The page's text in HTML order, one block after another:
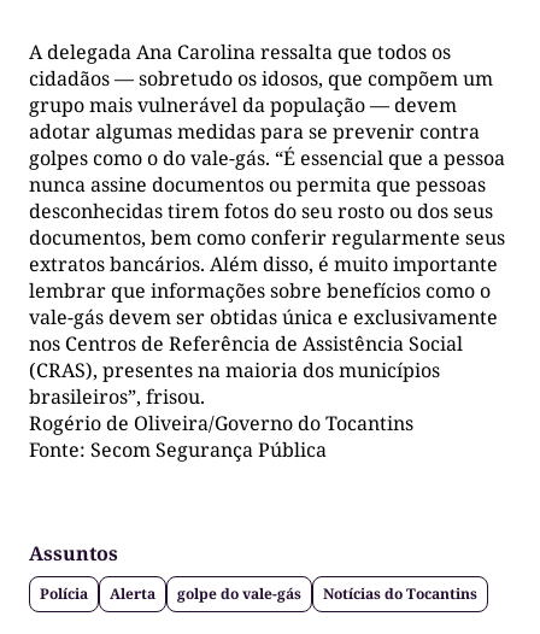
A delegada Ana Carolina ressalta que todos os
cidadãos — sobretudo os idosos, que compõem um
grupo mais vulnerável da população — devem
adotar algumas medidas para se prevenir contra
golpes como o do vale-gás. “É essencial que a pessoa
nunca assine documentos ou permita que pessoas
desconhecidas tirem fotos do seu rosto ou dos seus
documentos, bem como conferir regularmente seus
extratos bancários. Além disso, é muito importante
lembrar que informações sobre benefícios como o
vale-gás devem ser obtidas única e exclusivamente
nos Centros de Referência de Assistência Social
(CRAS), presentes na maioria dos municípios
brasileiros”, frisou.
Rogério de Oliveira/Governo do Tocantins
Fonte: Secom Segurança Pública
Assuntos
Polícia Alerta golpe do vale-gás Notícias do Tocantins